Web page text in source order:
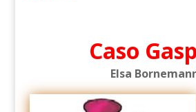
Caso
Elsa